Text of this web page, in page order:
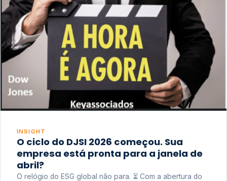
INSIGHT
O ciclo do DJSI 2026 começou. Sua
empresa está pronta para a janela de
abril?
O relógio do ESG global não para. ⏳ Com a abertura do